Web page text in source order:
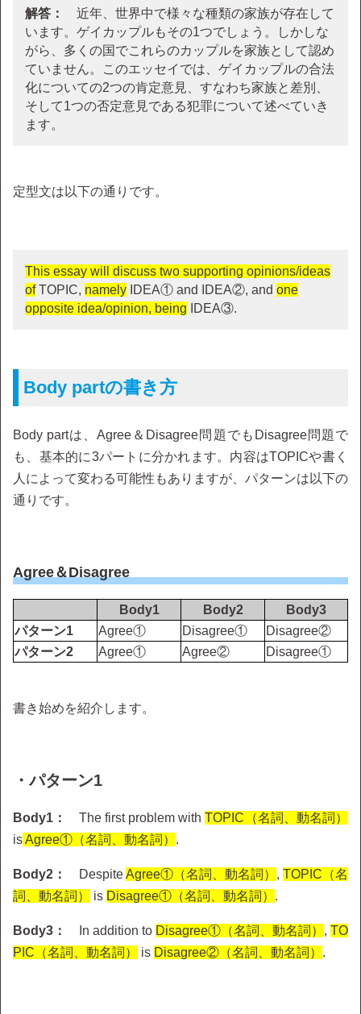
解答：
近年、世界中で様々な種類の家族が存在して
います。ゲイカップルもその1つでしょう。しかしな
がら、多くの国でこれらのカップルを家族として認め
ていません。このエッセイでは、ゲイカップルの合法
化についての2つの肯定意見、すなわち家族と差別、
そして1つの否定意見である犯罪について述べていき
ます。
定型文は以下の通りです。
This essay will discuss two supporting opinions/ideas
ofTOPIC, namely IDEA① and IDEA②, and one
opposite idea/opinion, being IDEA③.
Body partの書き方
Body partは、Agree＆Disagree問題でもDisagree問題で
も、基本的に3パートに分かれます。内容はTOPICや書く
人によって変わる可能性もありますが、パターンは以下の
通りです。
Agree＆Disagree
Body1 Body2
Body3
パターン1
Agree① Disagree①
Disagree②
パターン2
Agree① Agree② Disagree①
書き始めを紹介します。
・パターン1
Body1： The first problem withTOPIC（名詞、動名詞）
isAgree①（名詞、動名詞） .
Body2： DespiteAgree①（名詞、動名詞） , TOPIC（名
詞、動名詞）
is Disagree①（名詞、動名詞） .
Body3： In addition to Disagree①（名詞、動名詞） , TO
PIC（名詞、動名詞）
is Disagree②（名詞、動名詞） .